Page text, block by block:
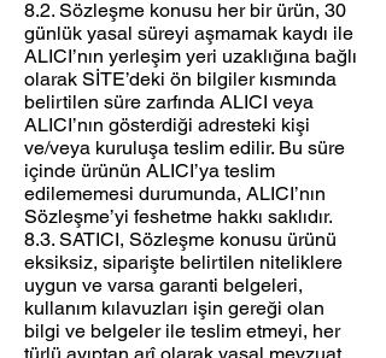
8.2. Sözleşme konusu her bir ürün, 30
günlük yasal süreyi aşmamak kaydı ile
ALICI’nın yerleşim yeri uzaklığına bağlı
olarak SİTE’deki ön bilgiler kısmında
belirtilen süre zarfında ALICI veya
ALICI’nın gösterdiği adresteki kişi
ve/veya kuruluşa teslim edilir. Bu süre
içinde ürünün ALICI’ya teslim
edilememesi durumunda, ALICI’nın
Sözleşme’yi feshetme hakkı saklıdır.
8.3. SATICI, Sözleşme konusu ürünü
eksiksiz, siparişte belirtilen niteliklere
uygun ve varsa garanti belgeleri,
kullanım kılavuzları işin gereği olan
bilgi ve belgeler ile teslim etmeyi, her